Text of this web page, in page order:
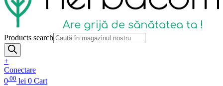
Products search
+
Conectare
0.00 lei 0 Cart